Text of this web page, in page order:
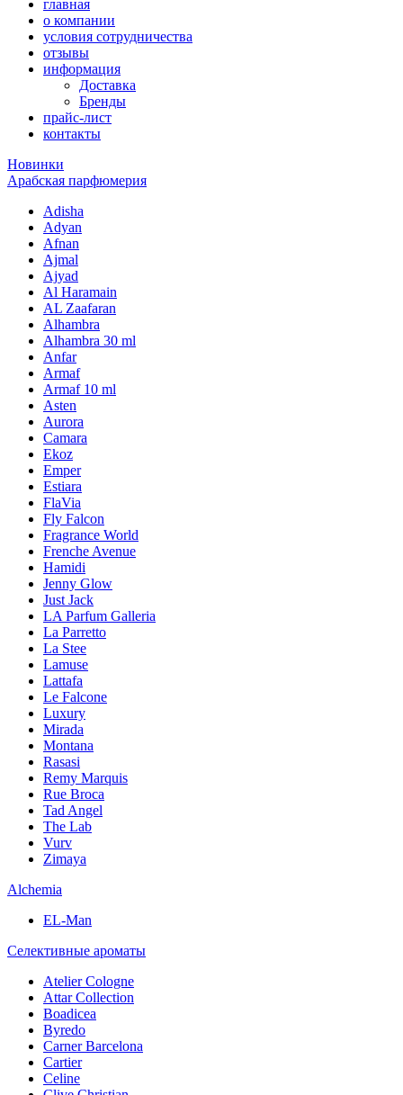
главная
о компании
условия сотрудничества
отзывы
информация
Доставка
Бренды
прайс-лист
контакты
Новинки
Арабская парфюмерия
Adisha
Adyan
Afnan
Ajmal
Ajyad
Al Haramain
AL Zaafaran
Alhambra
Alhambra 30 ml
Anfar
Armaf
Armaf 10 ml
Asten
Aurora
Camara
Ekoz
Emper
Estiara
FlaVia
Fly Falcon
Fragrance World
Frenche Avenue
Hamidi
Jenny Glow
Just Jack
LA Parfum Galleria
La Parretto
La Stee
Lamuse
Lattafa
Le Falcone
Luxury
Mirada
Montana
Rasasi
Remy Marquis
Rue Broca
Tad Angel
The Lab
Vurv
Zimaya
Alchemia
EL-Man
Селективные ароматы
Atelier Cologne
Attar Collection
Boadicea
Byredo
Carner Barcelona
Cartier
Celine